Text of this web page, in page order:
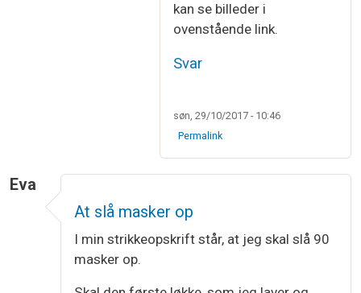
kan se billeder i
ovenstående link.
Svar
søn, 29/10/2017 - 10:46
Permalink
Eva
At slå masker op
I min strikkeopskrift står, at jeg skal slå 90
masker op.